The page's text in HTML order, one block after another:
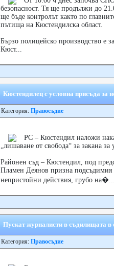
безопасност. Тя ще продължи до
ще бъде контролът както по
пътища на Кюстендилска област.
Бързо полицейско производство е
Кюст...
Кюстендилец с условна присъда за
Категория: Правосъдие
РС – Кюстендил наложи
„лишаване от свобода“ за закана за
Районен съд – Кюстендил, под
Пламен Деянов призна
непристойни действия, грубо
Пускат журналисти в съдилищата в
Категория: Правосъдие